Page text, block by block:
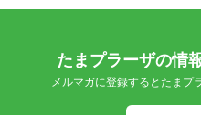
たまプラーザの情
メルマガに登録するとたまプ